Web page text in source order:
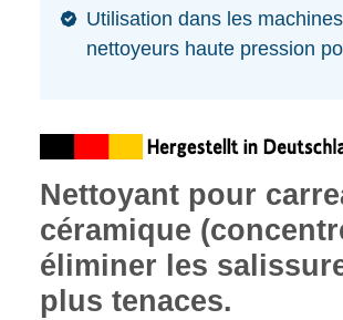
Utilisation dans les
nettoyeurs haute pression
Nettoyant pour
céramique
éliminer les
plus tenaces.